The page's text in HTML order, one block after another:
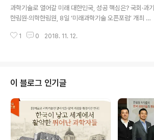
외적 과학기술 환경의 변화와 급속한 과학기술 발전 속도
에 상응하는 법적·제도적 개선방안에 대한 심도 있는 논의
희 선임연구위원(좌측부터)] 발제에는 △박형욱 단국대 의
과학기술로 열어갈 미래 대한민국, 성공 핵심은? 국회·과기
한림원·의학한림원, 8일 ‘미래과학기술 오픈포럼’ 개최 임
술전문가 한 자리 ['미래과학기술 오픈포럼' 전경] 국회와
8일 켄싱턴호텔 여의도 센트럴파크홀에서 ‘미래 한국을 열
어갈 12가지 과학기술’을 주제로 ‘미래과학기술 오픈포
럼’을 개최했다. 한림원은 현재 1개 이상의 국내 기관과 공
동 개최하는 행사를 ‘오픈포럼’으로 명명하고 협력을 확대
함으로써 과학기술과 연관된 주제에 대해 다채로운 관점에
서 접근을 시도하고 있다. 특히 이..
1 0 2018. 11. 12.
이 블로그 인기글